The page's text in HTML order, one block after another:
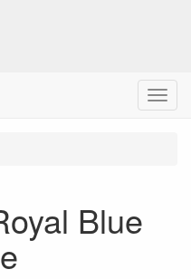
Menu
Blue